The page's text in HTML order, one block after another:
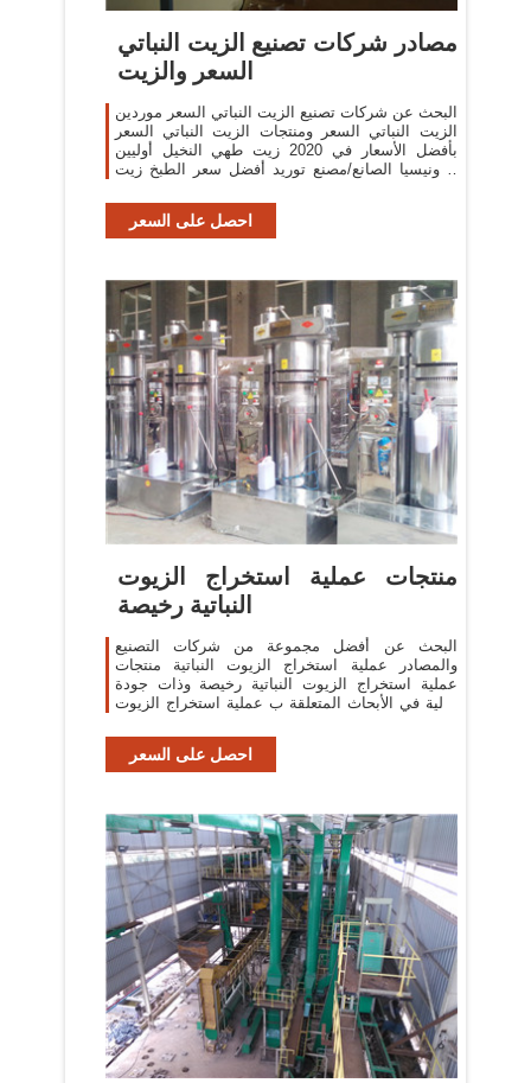
مصادر شركات تصنيع الزيت النباتي
السعر والزيت
البحث عن شركات تصنيع الزيت النباتي السعر موردين
الزيت النباتي السعر ومنتجات الزيت النباتي السعر
بأفضل الأسعار في 2020 زيت طهي النخيل أوليين
اندونيسيا الصانع/مصنع توريد أفضل سعر الطبخ زيت
احصل على السعر
منتجات عملية استخراج الزيوت
النباتية رخيصة
البحث عن أفضل مجموعة من شركات التصنيع
والمصادر عملية استخراج الزيوت النباتية منتجات
عملية استخراج الزيوت النباتية رخيصة وذات جودة
عالية في الأبحاث المتعلقة ب عملية استخراج الزيوت
احصل على السعر